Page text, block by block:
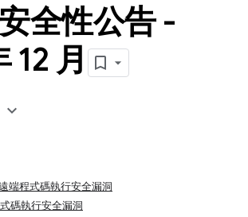
全性公告 -
12 月
端程式碼執行安全漏洞
碼執行安全漏洞